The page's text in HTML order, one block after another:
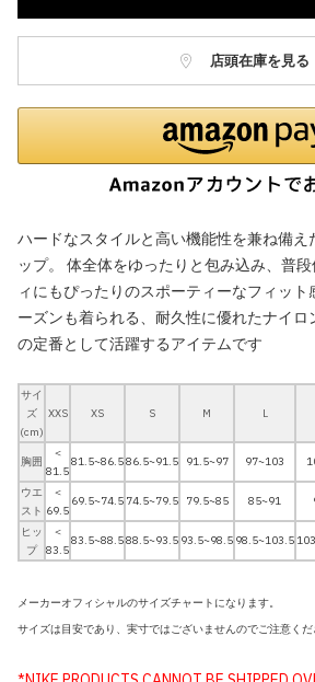
店頭在庫を見る
ハードなスタイルと高い機能性を兼ね備え
ップ。 体全体をゆったりと包み込み、普
ィにもぴったりのスポーティーなフィット
ーズンも着られる、耐久性に優れたナイロ
の定番として活躍するアイテムです
サイ
ズ
(cm)
XXS XS S M L
胸囲
＜
81.5
81.5~86.586.5~91.5 91.5~97 97~103
ウエ
スト
＜
69.5
69.5~74.5 74.5~79.5 79.5~85 85~91
ヒッ
プ
＜
83.5
83.5~88.588.5~93.5 93.5~98.5 98.5~103.5
メーカーオフィシャルのサイズチャートになります。
サイズは目安であり、実寸ではございませんのでご注意くだ